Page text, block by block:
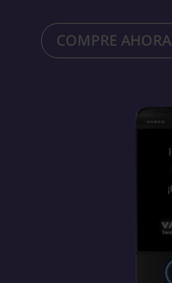
COMPRE AHORA